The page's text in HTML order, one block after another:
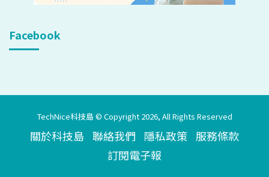
Facebook
TechNice科技島 © Copyright 2026, All Rights Reserved
關於科技島 聯絡我們 隱私政策 服務條款
訂閱電子報